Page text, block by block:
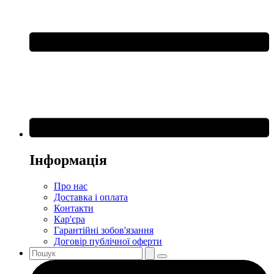
Інформація
Про нас
Доставка і оплата
Контакти
Кар'єра
Гарантійні зобов'язання
Договір публічної оферти